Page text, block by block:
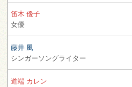
笛木 優子
女優
藤井 風
シンガーソングライター
道端 カレン